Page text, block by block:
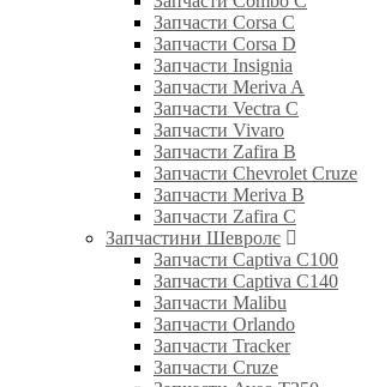
Запчасти Corsa C
Запчасти Corsa D
Запчасти Insignia
Запчасти Meriva A
Запчасти Vectra C
Запчасти Vivaro
Запчасти Zafira B
Запчасти Chevrolet Cruze
Запчасти Meriva B
Запчасти Zafira C
Запчастини Шевролє
Запчасти Captiva C100
Запчасти Captiva C140
Запчасти Malibu
Запчасти Orlando
Запчасти Tracker
Запчасти Cruze